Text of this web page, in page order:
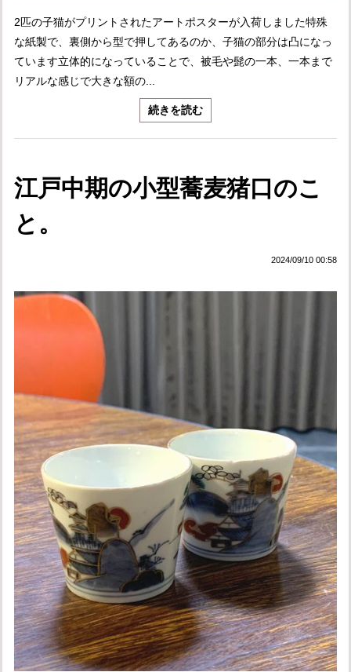
2匹の子猫がプリントされたアートポスターが入荷しました特殊
な紙製で、裏側から型で押してあるのか、子猫の部分は凸になっ
ています立体的になっていることで、被毛や髭の一本、一本まで
リアルな感じで大きな額の...
続きを読む
江戸中期の小型蕎麦猪口のこ
と。
2024/09/10 00:58